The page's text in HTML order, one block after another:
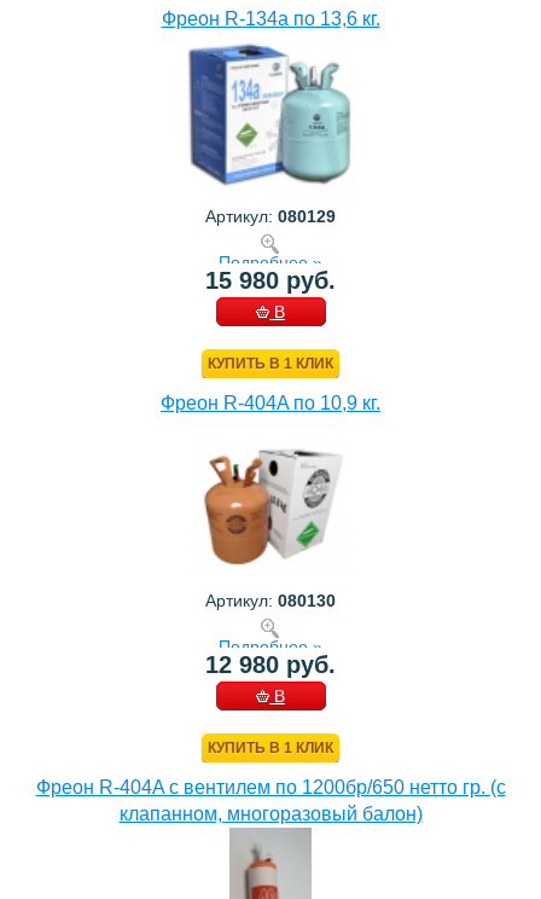
Фреон R-134a по 13,6 кг.
Артикул: 080129
Подробнее »
15 980 руб.
В
КУПИТЬ В 1 КЛИК
Фреон R-404A по 10,9 кг.
Артикул: 080130
Подробнее »
12 980 руб.
В
КУПИТЬ В 1 КЛИК
Фреон R-404A с вентилем по 1200бр/650 нетто гр. (с
клапанном, многоразовый балон)